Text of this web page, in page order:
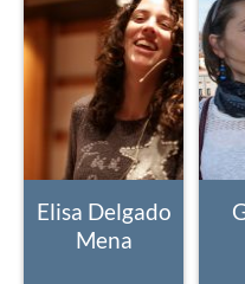
Elisa Delgado
Mena